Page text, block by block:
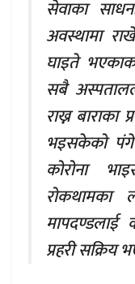
सेवाका
अवस्थामा
घाइते
सबै
राख्न
भइसकेको
कोरोना
रोकथामका
मापदण्डलाई
प्रहरी सक्रिय